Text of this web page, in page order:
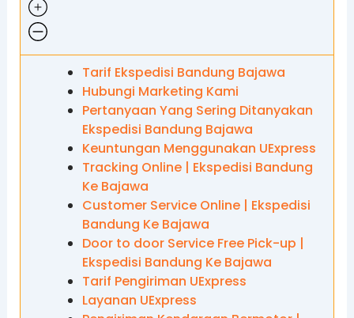
Tarif Ekspedisi Bandung Bajawa
Hubungi Marketing Kami
Pertanyaan Yang Sering Ditanyakan
Ekspedisi Bandung Bajawa
Keuntungan Menggunakan UExpress
Tracking Online | Ekspedisi Bandung
Ke Bajawa
Customer Service Online | Ekspedisi
Bandung Ke Bajawa
Door to door Service Free Pick-up |
Ekspedisi Bandung Ke Bajawa
Tarif Pengiriman UExpress
Layanan UExpress